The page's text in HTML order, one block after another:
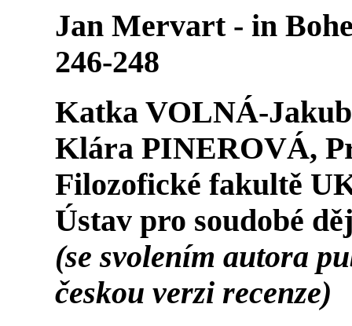
Jan Mervart - in
246-248
Katka VOLNÁ-
Klára PINEROVÁ,
Filozofické fakultě
Ústav pro soudobé
(se svolením autora
českou verzi recenze)